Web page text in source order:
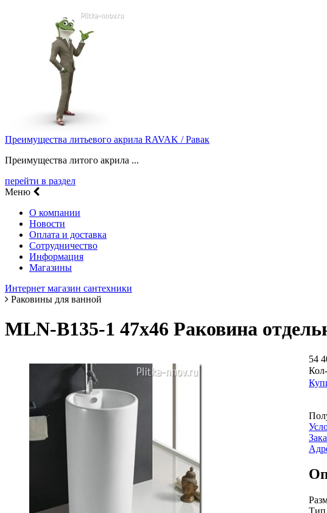
Преимущества литьевого акрила RAVAK / Равак
Преимущества литого акрила ...
перейти в раздел
Меню
О компании
Новости
Оплата и доставка
Сотрудничество
Информация
Магазины
Интернет магазин сантехники
Раковины для ванной
MLN-B135-1 47х46 Раковина
54